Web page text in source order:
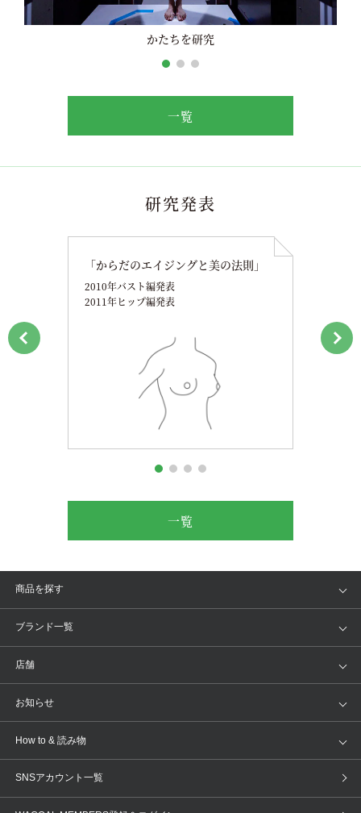
かたちを研究
一覧
研究発表
「からだのエイジングと美の法則」
2010年バスト編発表
2011年ヒップ編発表
一覧
商品を探す
アイテム
トピックス
ブランド一覧
WACOAL
AMPHI une nana cool
OUR WACOAL
店舗
店舗を探す
ブラ無料診断
お知らせ
新着情報
商品回収
How to & 読み物
下着の基礎知識
SNSアカウント一覧